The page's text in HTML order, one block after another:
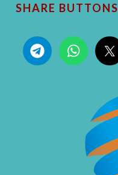
SHARE BUTTONS